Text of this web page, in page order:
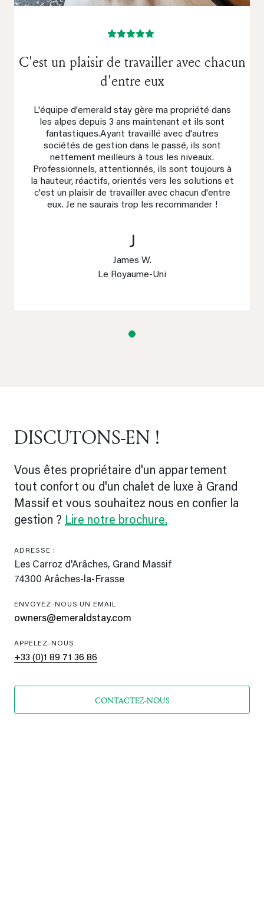
C'est un plaisir de travailler avec chacun
d'entre eux
L'équipe d'emerald stay gère ma propriété dans
les alpes depuis 3 ans maintenant et ils sont
fantastiques.Ayant travaillé avec d'autres
sociétés de gestion dans le passé, ils sont
nettement meilleurs à tous les niveaux.
Professionnels, attentionnés, ils sont toujours à
la hauteur, réactifs, orientés vers les solutions et
c'est un plaisir de travailler avec chacun d'entre
eux. Je ne saurais trop les recommander !
J
James W.
Le Royaume-Uni
DISCUTONS-EN !
Vous êtes propriétaire d'un appartement
tout confort ou d'un chalet de luxe à Grand
Massif et vous souhaitez nous en confier la
gestion ? Lire notre brochure.
ADRESSE :
Les Carroz d'Arâches, Grand Massif
74300 Arâches-la-Frasse
ENVOYEZ-NOUS UN EMAIL
owners@emeraldstay.com
APPELEZ-NOUS
+33 (0)1 89 71 36 86
CONTACTEZ-NOUS